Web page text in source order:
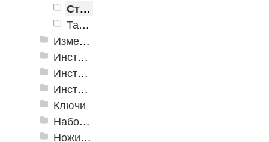
Стропы
Тали и тельферы
Измерительные инструменты
Инструмент для крепления листовых материалов
Инструменты для крепления листовых материалов
Инструменты по кафелю и стеклу
Ключи
Наборы инструмента
Ножи технические